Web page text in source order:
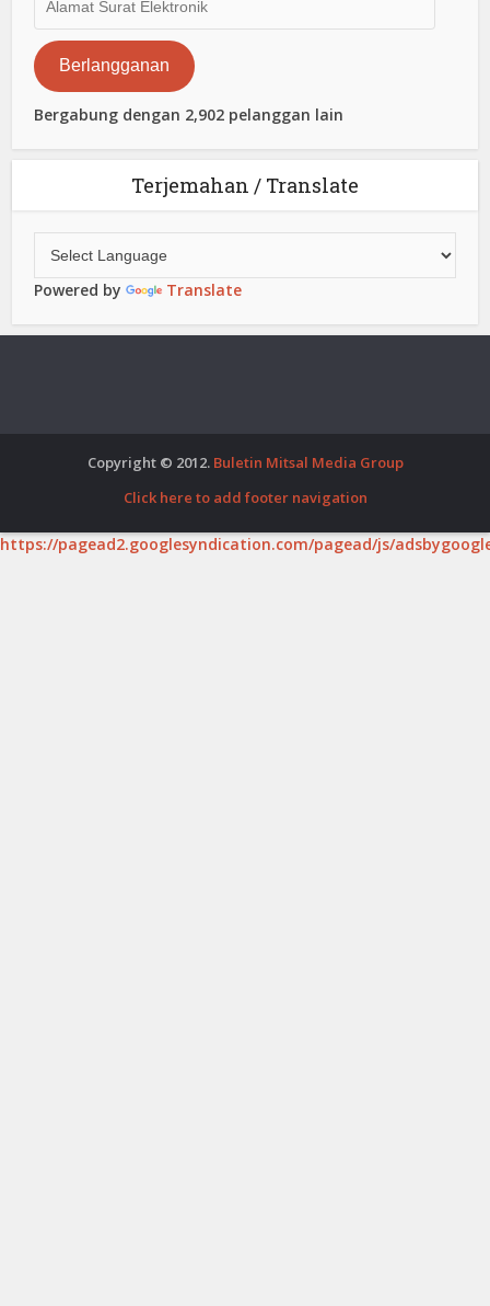
Surat
Elektronik
Berlangganan
Bergabung dengan 2,902 pelanggan lain
Terjemahan / Translate
Powered by Translate
Copyright © 2012. Buletin Mitsal Media Group
Click here to add footer navigation
https://pagead2.googlesyndication.com/pagead/js/